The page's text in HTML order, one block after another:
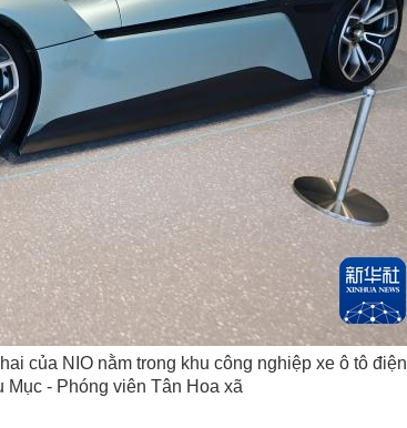
của NIO nằm trong khu công nghiệp xe ô tô điện
- Phóng viên Tân Hoa xã